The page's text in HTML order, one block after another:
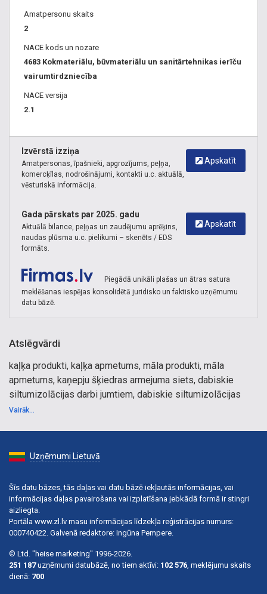
Amatpersonu skaits
2
NACE kods un nozare
4683 Kokmateriālu, būvmateriālu un sanitārtehnikas ierīču
vairumtirdzniecība
NACE versija
2.1
Apskatīt
Izvērstā izziņa
Amatpersonas, īpašnieki, apgrozījums, peļņa,
komercķīlas, nodrošinājumi, kontakti u.c. aktuālā,
vēsturiskā informācija.
Apskatīt
Gada pārskats par 2025. gadu
Aktuālā bilance, peļņas un zaudējumu aprēķins,
naudas plūsma u.c. pielikumi – skenēts / EDS
formāts.
Piegādā unikāli plašas un ātras satura
meklēšanas iespējas konsolidētā juridisko un faktisko uzņēmumu
datu bāzē.
Atslēgvārdi
kaļķa produkti, kaļķa apmetums, māla produkti, māla
apmetums, kaņepju šķiedras armejuma siets, dabiskie
siltumizolācijas darbi jumtiem, dabiskie siltumizolācijas
darbi sienām, dabiskie siltumizolācijas darbi grīdām,
džutas siets, vēsturisko ēku atjaunošana, dabīgie
guļbūves sienas, koka stāvbūves
Vairāk...
Uzņēmumi Lietuvā
Šīs datu bāzes, tās daļas vai datu bāzē iekļautās informācijas, vai
informācijas daļas pavairošana vai izplatīšana jebkādā formā ir stingri
aizliegta.
Portāla www.zl.lv masu informācijas līdzekļa reģistrācijas numurs:
000740422. Galvenā redaktore: Ingūna Pempere.
© Ltd. "heise marketing" 1996-2026.
251 187uzņēmumi datubāzē, no tiem aktīvi: 102 576, meklējumu skaits
dienā: 700